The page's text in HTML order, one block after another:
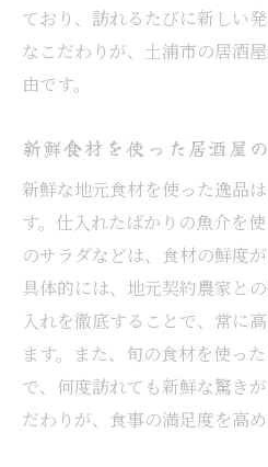
ており、訪れるたびに新しい
なこだわりが、土浦市の居酒
由です。
新鮮食材を使った居酒屋
新鮮な地元食材を使った逸品
す。仕入れたばかりの魚介を
のサラダなどは、食材の鮮度
具体的には、地元契約農家と
入れを徹底することで、常に
ます。また、旬の食材を使っ
で、何度訪れても新鮮な驚き
だわりが、食事の満足度を高め